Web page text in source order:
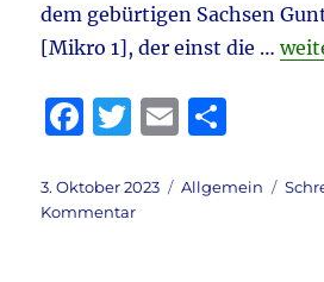
dem gebürtigen Sachsen
[Mikro 1], der einst die …
F
c
e
T
it
te
E
ai le
Veröffentlicht
am
3. Oktober 2023 Kategorien
Allgemein
Kommentarzu